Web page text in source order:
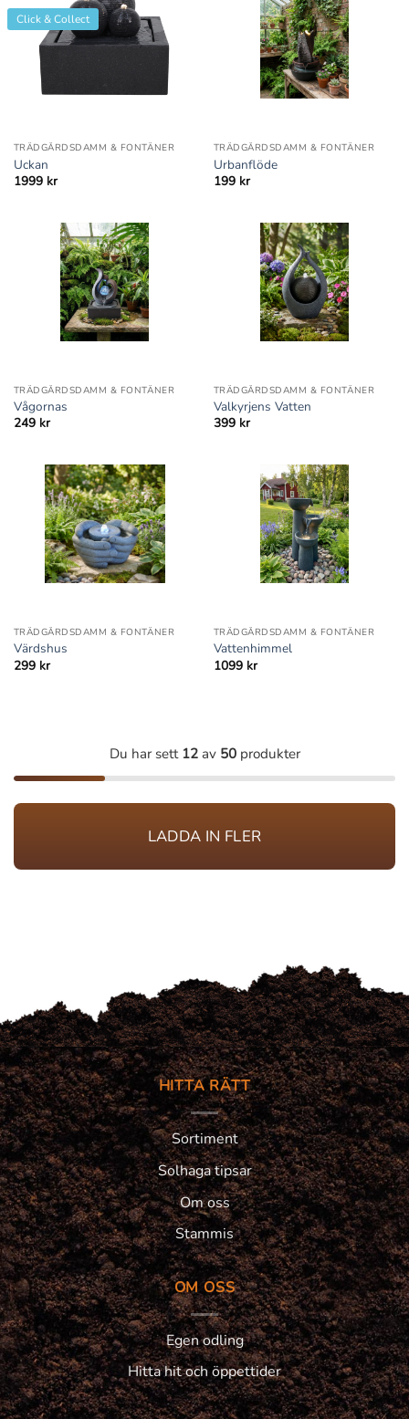
Click & Collect
TRÄDGÅRDSDAMM & FONTÄNER
Uckan
1999 kr
TRÄDGÅRDSDAMM & FONTÄNER
Urbanflöde
199 kr
TRÄDGÅRDSDAMM & FONTÄNER
Vågornas
249 kr
TRÄDGÅRDSDAMM & FONTÄNER
Valkyrjens Vatten
399 kr
TRÄDGÅRDSDAMM & FONTÄNER
Värdshus
299 kr
TRÄDGÅRDSDAMM & FONTÄNER
Vattenhimmel
1099 kr
Du har sett 12av 50produkter
LADDA IN FLER
HITTA RÄTT
Sortiment
Solhaga tipsar
Om oss
Stammis
OM OSS
Egen odling
Hitta hit och öppettider